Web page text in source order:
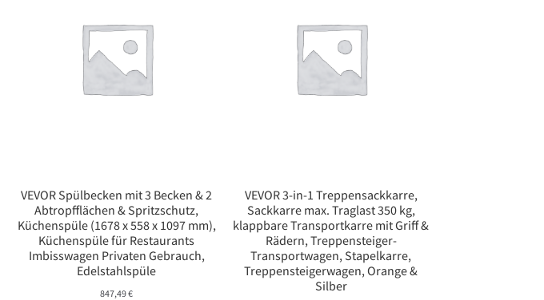
VEVOR Spülbecken mit 3 Becken & 2
Abtropfflächen & Spritzschutz,
Küchenspüle (1678 x 558 x 1097 mm),
Küchenspüle für Restaurants
Imbisswagen Privaten Gebrauch,
Edelstahlspüle
847,49€
VEVOR 3-in-1 Treppensackkarre,
Sackkarre max. Traglast 350 kg,
klappbare Transportkarre mit Griff &
Rädern, Treppensteiger-
Transportwagen, Stapelkarre,
Treppensteigerwagen, Orange &
Silber